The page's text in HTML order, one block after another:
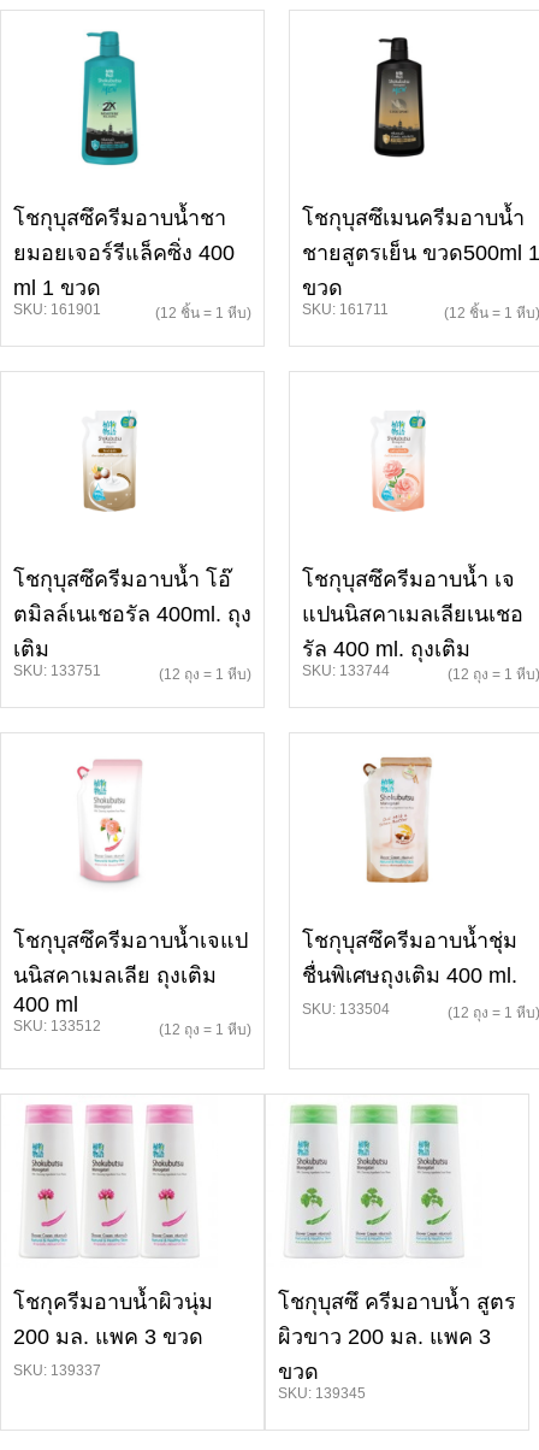
โชกุบุสซึครีมอาบน้ำชา
ยมอยเจอร์รีแล็คซิ่ง 400
ml 1 ขวด
SKU: 161901 (12 ชิ้น = 1 หีบ)
โชกุบุสซึเมนครีมอาบน้ำ
ชายสูตรเย็น ขวด500ml 1
ขวด
SKU: 161711 (12 ชิ้น = 1 หีบ)
โชกุบุสซึครีมอาบน้ำ โอ๊
ตมิลล์เนเชอรัล 400ml. ถุง
เติม
SKU: 133751 (12 ถุง = 1 หีบ)
โชกุบุสซึครีมอาบน้ำ เจ
แปนนิสคาเมลเลียเนเชอ
รัล 400 ml. ถุงเติม
SKU: 133744 (12 ถุง = 1 หีบ)
โชกุบุสซึครีมอาบน้ำเจแป
นนิสคาเมลเลีย ถุงเติม
400 ml
SKU: 133512 (12 ถุง = 1 หีบ)
โชกุบุสซึครีมอาบน้ำชุ่ม
ชื่นพิเศษถุงเติม 400 ml.
SKU: 133504 (12 ถุง = 1 หีบ)
โชกุครีมอาบน้ำผิวนุ่ม
200 มล. แพค 3 ขวด
SKU: 139337
โชกุบุสซึ ครีมอาบน้ำ สูตร
ผิวขาว 200 มล. แพค 3
ขวด
SKU: 139345